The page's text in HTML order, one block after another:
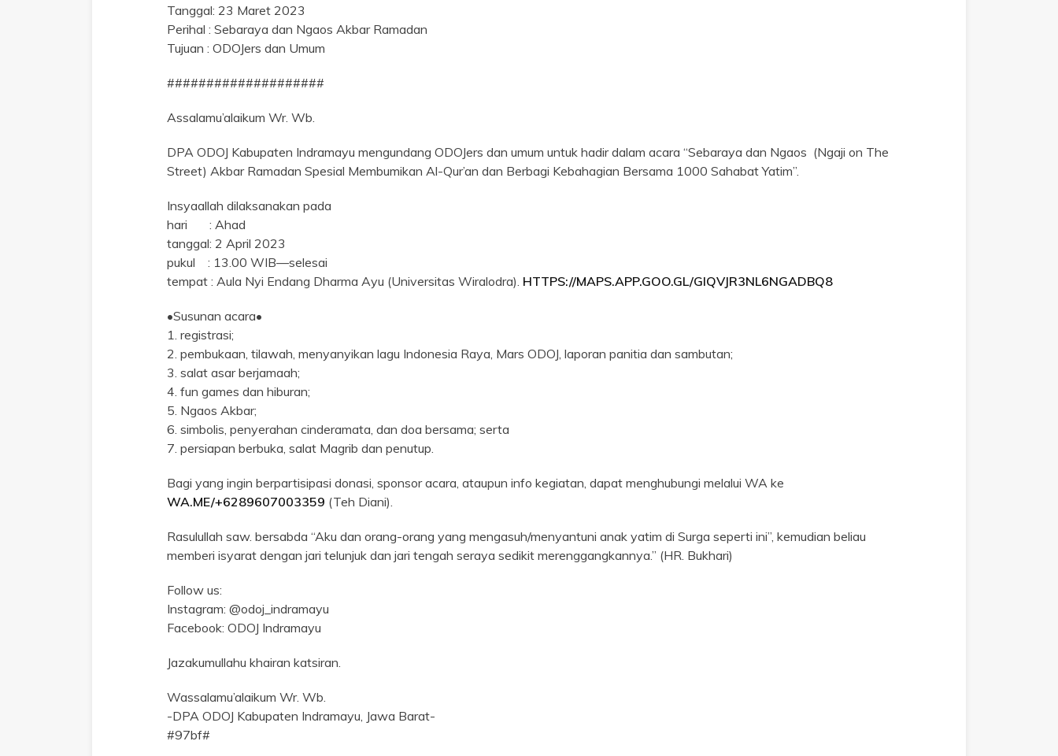
Tanggal: 23 Maret 2023
Perihal : Sebaraya dan Ngaos Akbar Ramadan
Tujuan : ODOJers dan Umum
####################
Assalamu’alaikum Wr. Wb.
DPA ODOJ Kabupaten Indramayu mengundang ODOJers dan umum untuk hadir dalam acara “Sebaraya dan Ngaos (Ngaji on The
Street) Akbar Ramadan Spesial Membumikan Al-Qur’an dan Berbagi Kebahagian Bersama 1000 Sahabat Yatim”.
Insyaallah dilaksanakan pada
hari : Ahad
tanggal: 2 April 2023
pukul : 13.00 WIB—selesai
tempat : Aula Nyi Endang Dharma Ayu (Universitas Wiralodra). HTTPS://MAPS.APP.GOO.GL/GIQVJR3NL6NGADBQ8
•Susunan acara•
1. registrasi;
2. pembukaan, tilawah, menyanyikan lagu Indonesia Raya, Mars ODOJ, laporan panitia dan sambutan;
3. salat asar berjamaah;
4. fun games dan hiburan;
5. Ngaos Akbar;
6. simbolis, penyerahan cinderamata, dan doa bersama; serta
7. persiapan berbuka, salat Magrib dan penutup.
Bagi yang ingin berpartisipasi donasi, sponsor acara, ataupun info kegiatan, dapat menghubungi melalui WA ke
WA.ME/+6289607003359 (Teh Diani).
Rasulullah saw. bersabda “Aku dan orang-orang yang mengasuh/menyantuni anak yatim di Surga seperti ini”, kemudian beliau
memberi isyarat dengan jari telunjuk dan jari tengah seraya sedikit merenggangkannya.” (HR. Bukhari)
Follow us:
Instagram: @odoj_indramayu
Facebook: ODOJ Indramayu
Jazakumullahu khairan katsiran.
Wassalamu’alaikum Wr. Wb.
-DPA ODOJ Kabupaten Indramayu, Jawa Barat-
#97bf#